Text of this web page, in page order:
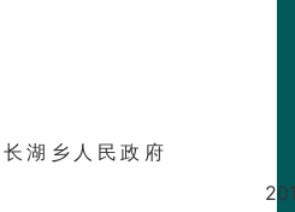
长湖乡人民政府